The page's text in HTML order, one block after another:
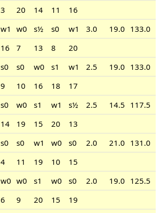
3 20 14 11
16
w1 w0 s½ s0 w1 3.0 19.0 133.0
16 7 13 8
20
s0 s0 w0 s1 w1 2.5 19.0 133.0
9 10 16 18
17
s0 w0 s1 w1 s½ 2.5 14.5 117.5
14 19 15 20
13
s0 s0 w1 w0 s0 2.0 21.0 131.0
4 11 19 10
15
w0 w0 s1 w0 s0 2.0 19.0 125.5
6 9 20 15
19